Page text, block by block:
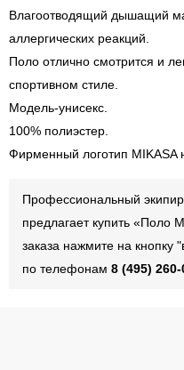
Влагоотводящий дышащий
аллергических реакций.
Поло отлично смотрится и
спортивном стиле.
Модель-унисекс.
100% полиэстер.
Фирменный логотип MIKASA
Профессиональный
предлагает купить «Поло
заказа нажмите на кнопку
по телефонам 8 (495)